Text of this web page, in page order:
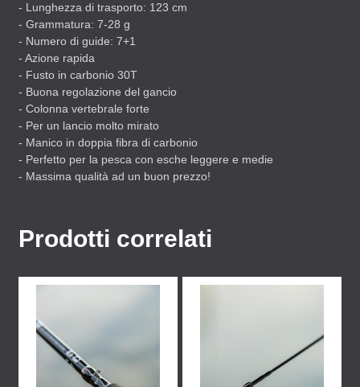
- Lunghezza di trasporto: 123 cm
- Grammatura: 7-28 g
- Numero di guide: 7+1
- Azione rapida
- Fusto in carbonio 30T
- Buona regolazione del gancio
- Colonna vertebrale forte
- Per un lancio molto mirato
- Manico in doppia fibra di carbonio
- Perfetto per la pesca con esche leggere e medie
- Massima qualità ad un buon prezzo!
Prodotti correlati